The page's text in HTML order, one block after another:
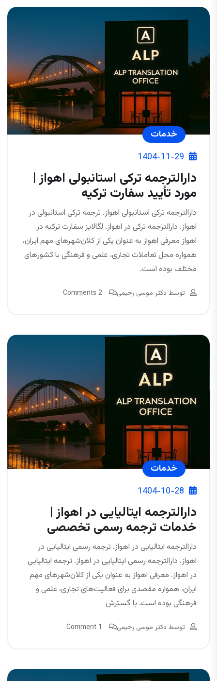
خدمات
1404-11-29
دارالترجمه ترکی استانبولی اهواز |
مورد تأیید سفارت ترکیه
دارالترجمه ترکی استانبولی اهواز. ترجمه ترکی استانبولی در
اهواز. دارالترجمه ترکی در اهواز. لگالایز سفارت ترکیه در
اهواز معرفی اهواز به عنوان یکی از کلان‌شهرهای مهم ایران،
همواره محل تعاملات تجاری، علمی و فرهنگی با کشورهای
مختلف بوده است.
توسط دکتر موسی رحیمی 2 Comments
خدمات
1404-10-28
دارالترجمه ایتالیایی در اهواز |
خدمات ترجمه رسمی تخصصی
دارالترجمه ایتالیایی در اهواز. ترجمه رسمی ایتالیایی در
اهواز. دارالترجمه رسمی ایتالیایی در اهواز. ترجمه ایتالیایی
در اهواز. معرفی اهواز به عنوان یکی از کلان‌شهرهای مهم
ایران، همواره مقصدی برای فعالیت‌های تجاری، علمی و
فرهنگی بوده است. با گسترش
توسط دکتر موسی رحیمی 1 Comment